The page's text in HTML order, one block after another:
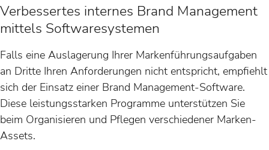
Verbessertes internes Brand Management
mittels Softwaresystemen
Falls eine Auslagerung Ihrer Markenführungsaufgaben
an Dritte Ihren Anforderungen nicht entspricht, empfiehlt
sich der Einsatz einer Brand Management-Software.
Diese leistungsstarken Programme unterstützen Sie
beim Organisieren und Pflegen verschiedener Marken-
Assets.